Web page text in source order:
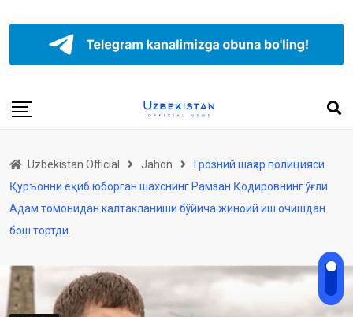
Uzbekistan Official Jahon
Грозний шаҳар полицияси
Қуръонни ёқиб юборган шахснинг Рамзан Қодировнинг ўғли
Адам томонидан калтакланиши бўйича жиноий иш очишдан
бош тортди.